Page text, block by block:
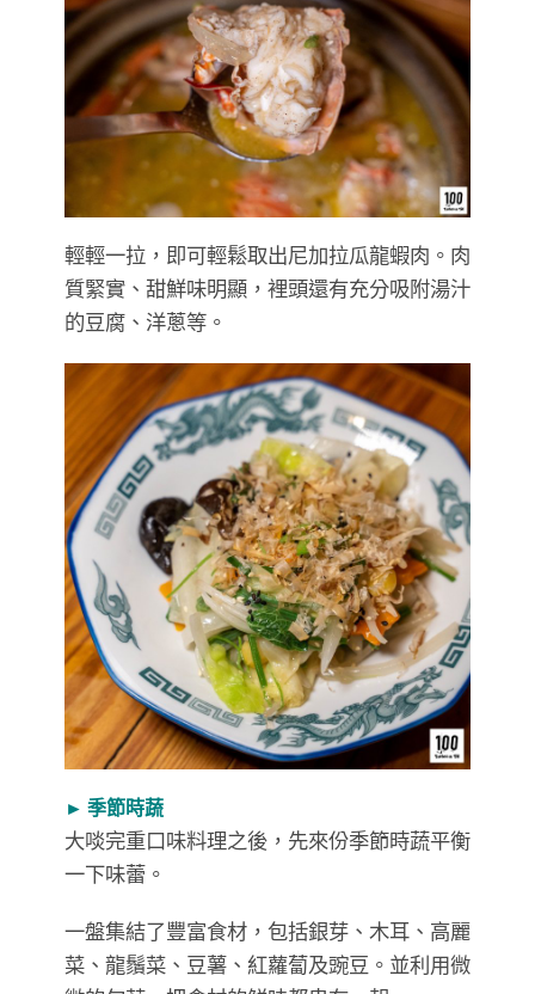
輕輕一拉，即可輕鬆取出尼加拉瓜龍蝦肉。肉
質緊實、甜鮮味明顯，裡頭還有充分吸附湯汁
的豆腐、洋蔥等。
► 季節時蔬
大啖完重口味料理之後，先來份季節時蔬平衡
一下味蕾。
一盤集結了豐富食材，包括銀芽、木耳、高麗
菜、龍鬚菜、豆薯、紅蘿蔔及豌豆。並利用微